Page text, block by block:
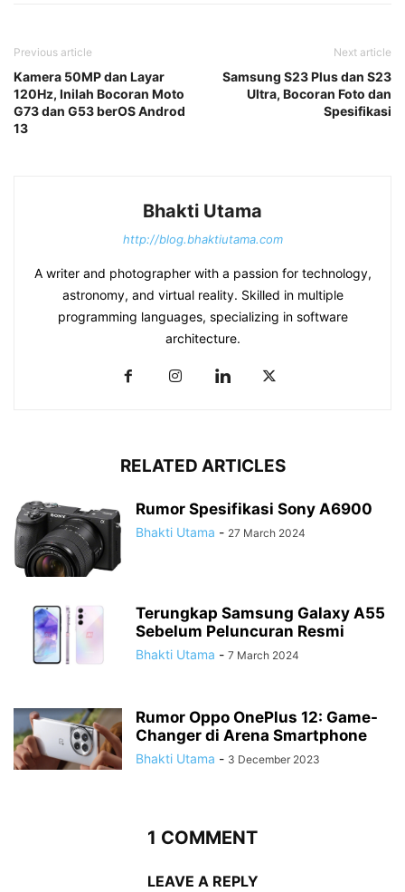
Previous article
Kamera 50MP dan Layar
120Hz, Inilah Bocoran Moto
G73 dan G53 berOS Androd
13
Next article
Samsung S23 Plus dan S23
Ultra, Bocoran Foto dan
Spesifikasi
Bhakti Utama
http://blog.bhaktiutama.com
A writer and photographer with a passion for technology,
astronomy, and virtual reality. Skilled in multiple
programming languages, specializing in software
architecture.
RELATED ARTICLES
Rumor Spesifikasi Sony A6900
Bhakti Utama - 27 March 2024
Terungkap Samsung Galaxy A55
Sebelum Peluncuran Resmi
Bhakti Utama - 7 March 2024
Rumor Oppo OnePlus 12: Game-
Changer di Arena Smartphone
Bhakti Utama - 3 December 2023
1 COMMENT
LEAVE A REPLY